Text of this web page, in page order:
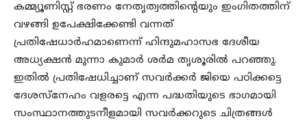
കമ്മ്യൂണിസ്റ്റ് ഭരണം നേതൃത്വത്തിൻ്റെയും ഇംഗിതത്തിന്
വഴങ്ങി ഉപേക്ഷിക്കേണ്ടി വന്നത്
പ്രതിഷേധാർഹമാണെന്ന് ഹിന്ദുമഹാസഭ ദേശീയ
അധ്യക്ഷൻ മുന്നാ കുമാർ ശർമ തൃശൂരിൽ പറഞ്ഞു.
ഇതിൽ പ്രതിഷേധിച്ചാണ് സവർക്കർ ജിയെ പഠിക്കട്ടെ
ദേശസ്നേഹം വളരട്ടെ എന്ന പദ്ധതിയുടെ ഭാഗമായി
സംസ്ഥാനത്തുടനീളമായി സവർക്കറുടെ ചിത്രങ്ങൾ